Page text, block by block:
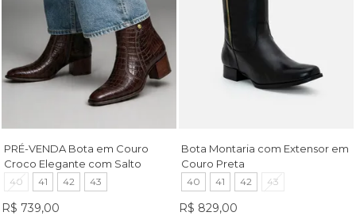
PRÉ-VENDA Bota em Couro
Croco Elegante com Salto
Bloco Café
40 41 42 43
R$ 739,00
Bota Montaria com Extensor em
Couro Preta
40 41 42 43
R$ 829,00